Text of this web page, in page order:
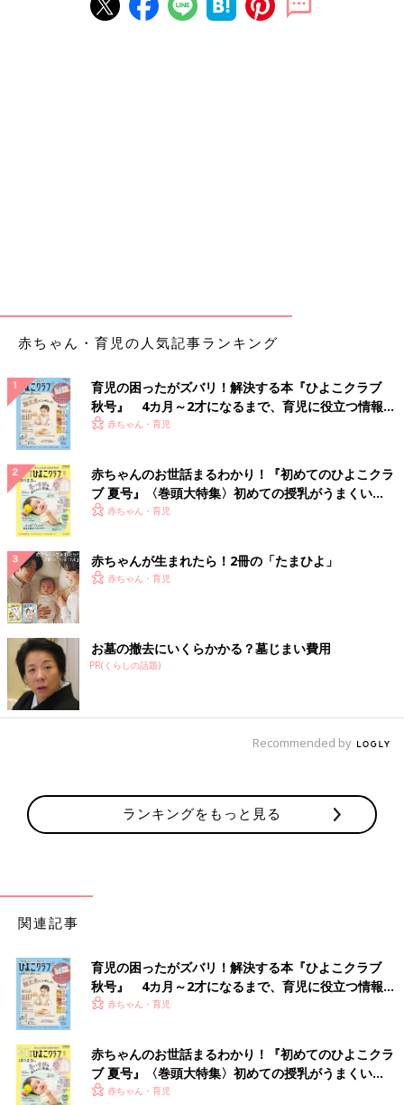
笑) 。上空でもWi-Fiはあるみたいなので普段から利用しているタ
ブレットでなんとかなりそうだけど…あー！不安だー！
ってことで早速主婦の味方、
飛行機に持ち込む荷物は最小限に抑えたい私。おもちゃ等は子ど
も1人につき、フリーザーバッグ1つまでと決めています。
まずは年長さんたち。2年生2人組は製作がとても好きなので小さ
なスケッチブックと色鉛筆をゲット！ほかには折り紙と折り紙の
本。普通のテープより粘着が弱いマスキングテープなど、作品を
作るのに必要なものを次々と選択。そのほかにも息子たちには家
から小さな車を数台と、長女にはお人形をセレクト。
フリーザーバッグに入らない、私からの持ち物としては学年のド
リルと本を1冊。勉強してほしい一心で入れたけど…たぶんしな
いだろうな～笑。
3歳の次女はおままごと遊びがとても上手！とくにおもちゃがな
くてもすぐにイマジネーションを使って勝手に遊んでいるので、
実はいちばん買い物するときに困るのです。好きなキャラクター
の絵本、水でふけるクレヨン(めっちゃ大事！)、 シールブックを
数冊におままごと用のお鍋や野菜を購入。
家からは2軍のぬいぐるみを1匹。旅の途中になくしたり、汚した
もっとも不安なのはまだ1歳の三女です。一応お下がりのタブレ
ットはあって、彼女が好きな映画や動画はダウンロードしてあり
ます。でもやっぱりすぐ飽きちゃうから長時間のフライトはとて
と遊び方はさまざま。マスキングテープも何ロールかゲット！こ
ちらも単純に貼ったり剥がしたりを楽しめるほか、ぐるぐる巻き
にしたおもちゃを取り出すゲームなど。まだ塗り絵は早いけど、
小さなノートも購入しました。家からは動物のフィギュアと空気
でふくらませる飛行機など多数選択しました。
周囲に迷惑をかけないために…子どもたちとのルー
ル確認はしっかりと
赤ちゃん・育児の人気記事ランキング
育児の困ったがズバリ！解決する本『ひよこクラブ
秋号』 4カ月～2才になるまで、育児に役立つ情報が
いっぱい！
赤ちゃん・育児
赤ちゃんのお世話まるわかり！『初めてのひよこクラ
ブ 夏号』〈巻頭大特集〉初めての授乳がうまくい
く！ おっぱい・ミルクの基本と夏のトラブル 解決テ
赤ちゃん・育児
赤ちゃんが生まれたら！2冊の「たまひよ」
赤ちゃん・育児
お墓の撤去にいくらかかる？墓じまい費用
PR(くらしの話題)
Recommended by
ランキングをもっと見る
関連記事
育児の困ったがズバリ！解決する本『ひよこクラブ
秋号』 4カ月～2才になるまで、育児に役立つ情報が
いっぱい！
赤ちゃん・育児
赤ちゃんのお世話まるわかり！『初めてのひよこクラ
ブ 夏号』〈巻頭大特集〉初めての授乳がうまくい
く！ おっぱい・ミルクの基本と夏のトラブル 解決テ
赤ちゃん・育児